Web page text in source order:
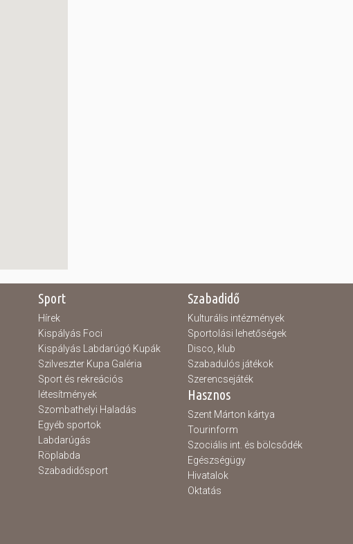
Sport
Hírek
Kispályás Foci
Kispályás Labdarúgó Kupák
Szilveszter Kupa Galéria
Sport és rekreációs
létesítmények
Szombathelyi Haladás
Egyéb sportok
Labdarúgás
Röplabda
Szabadidősport
Szabadidő
Kulturális intézmények
Sportolási lehetőségek
Disco, klub
Szabadulós játékok
Szerencsejáték
Hasznos
Szent Márton kártya
Tourinform
Szociális int. és bölcsődék
Egészségügy
Hivatalok
Oktatás